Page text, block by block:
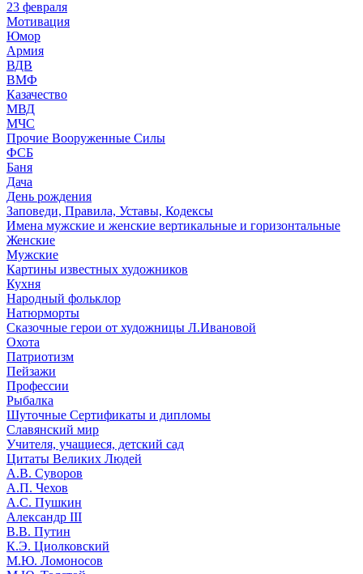
23 февраля
Мотивация
Юмор
Армия
ВДВ
ВМФ
Казачество
МВД
МЧС
Прочие Вооруженные Силы
ФСБ
Баня
Дача
День рождения
Заповеди, Правила, Уставы, Кодексы
Имена мужские и женские вертикальные и горизонтальные
Женские
Мужские
Картины известных художников
Кухня
Народный фольклор
Натюрморты
Сказочные герои от художницы Л.Ивановой
Охота
Патриотизм
Пейзажи
Профессии
Рыбалка
Шуточные Сертификаты и дипломы
Славянский мир
Учителя, учащиеся, детский сад
Цитаты Великих Людей
А.В. Суворов
А.П. Чехов
А.С. Пушкин
Александр III
В.В. Путин
К.Э. Циолковский
М.Ю. Ломоносов